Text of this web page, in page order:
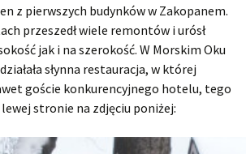
z pierwszych budynków w Zakopanem.
przeszedł wiele remontów i urósł
jak i na szerokość. W Morskim Oku
słynna restauracja, w której
goście konkurencyjnego hotelu, tego
stronie na zdjęciu poniżej: